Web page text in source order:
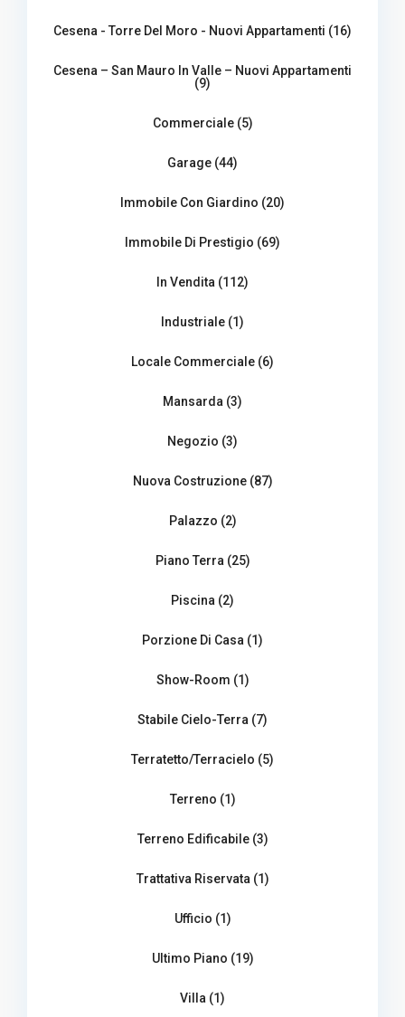
Cesena - Torre Del Moro - Nuovi Appartamenti (16)
Cesena – San Mauro In Valle – Nuovi Appartamenti
(9)
Commerciale (5)
Garage (44)
Immobile Con Giardino (20)
Immobile Di Prestigio (69)
In Vendita (112)
Industriale (1)
Locale Commerciale (6)
Mansarda (3)
Negozio (3)
Nuova Costruzione (87)
Palazzo (2)
Piano Terra (25)
Piscina (2)
Porzione Di Casa (1)
Show-Room (1)
Stabile Cielo-Terra (7)
Terratetto/Terracielo (5)
Terreno (1)
Terreno Edificabile (3)
Trattativa Riservata (1)
Ufficio (1)
Ultimo Piano (19)
Villa (1)